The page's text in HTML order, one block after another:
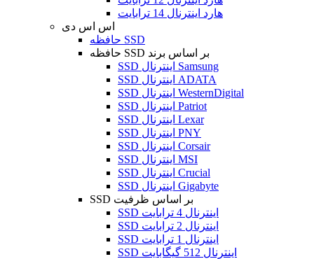
هارد اینترنال 14 ترابایت
اس اس دی
حافظه SSD
حافظه SSD بر اساس برند
SSD اینترنال Samsung
SSD اینترنال ADATA
SSD اینترنال WesternDigital
SSD اینترنال Patriot
SSD اینترنال Lexar
SSD اینترنال PNY
SSD اینترنال Corsair
SSD اینترنال MSI
SSD اینترنال Crucial
SSD اینترنال Gigabyte
SSD بر اساس ظرفیت
SSD اینترنال 4 ترابایت
SSD اینترنال 2 ترابایت
SSD اینترنال 1 ترابایت
SSD اینترنال 512 گیگابایت